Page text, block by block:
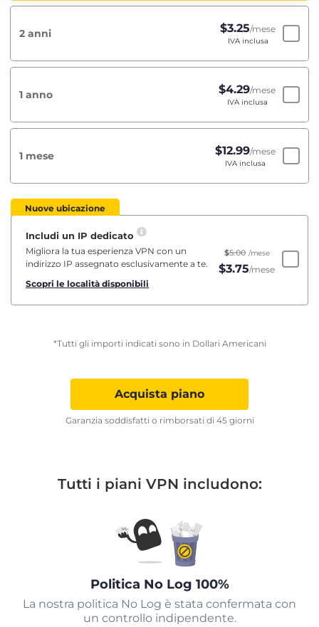
2 anni $3.25/mese
IVA inclusa
1 anno $4.29/mese
IVA inclusa
1 mese $12.99/mese
IVA inclusa
Nuove ubicazione
Includi un IP dedicato
Migliora la tua esperienza VPN con un
indirizzo IP assegnato esclusivamente a te.
Scopri le località disponibili
$5.00 /mese
$3.75/mese
*Tutti gli importi indicati sono in Dollari Americani
Acquista piano
Garanzia soddisfatti o rimborsati di 45 giorni
Tutti i piani VPN includono:
Politica No Log 100%
La nostra politica No Log è stata confermata con
un controllo indipendente.